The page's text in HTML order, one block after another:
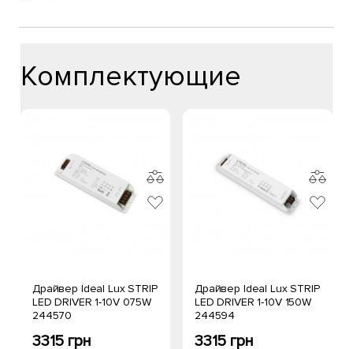
Комплектующие
Драйвер Ideal Lux STRIP
LED DRIVER 1-10V 075W
244570
3315 грн
Драйвер Ideal Lux STRIP
LED DRIVER 1-10V 150W
244594
3315 грн